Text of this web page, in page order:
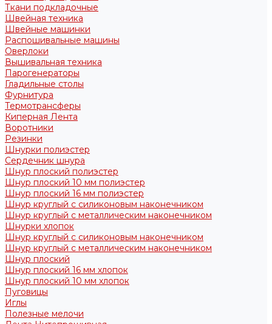
Ткани подкладочные
Швейная техника
Швейные машинки
Распошивальные машины
Оверлоки
Вышивальная техника
Парогенераторы
Гладильные столы
Фурнитура
Термотрансферы
Киперная Лента
Воротники
Резинки
Шнурки полиэстер
Сердечник шнура
Шнур плоский полиэстер
Шнур плоский 10 мм полиэстер
Шнур плоский 16 мм полиэстер
Шнур круглый с силиконовым наконечником
Шнур круглый с металлическим наконечником
Шнурки хлопок
Шнур круглый с силиконовым наконечником
Шнур круглый с металлическим наконечником
Шнур плоский
Шнур плоский 16 мм хлопок
Шнур плоский 10 мм хлопок
Пуговицы
Иглы
Полезные мелочи